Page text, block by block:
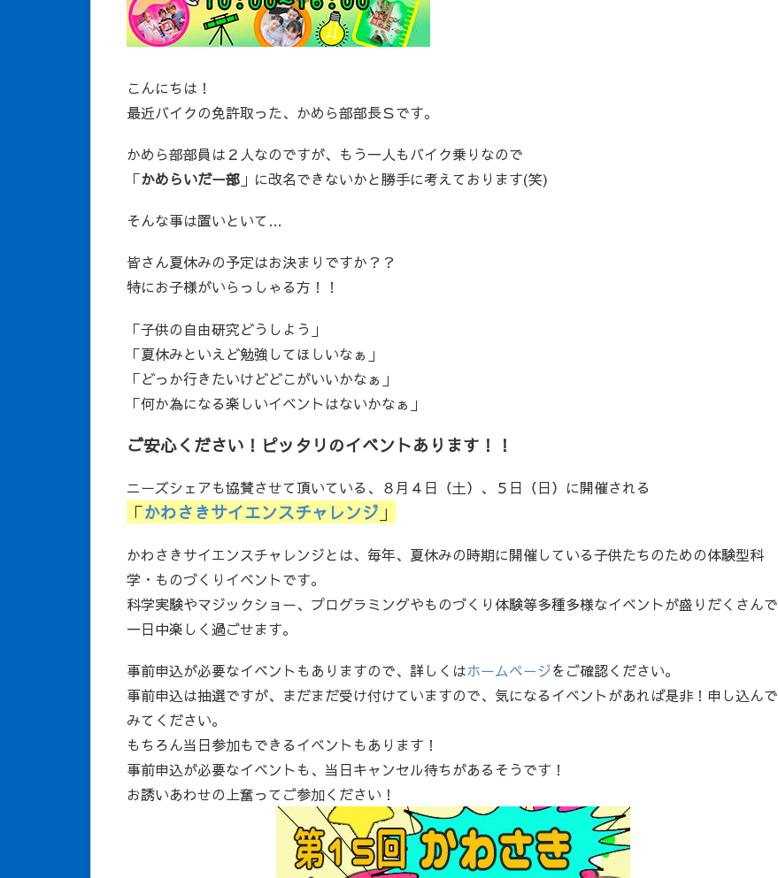
こんにちは！
最近バイクの免許取った、かめら部部長Ｓです。
かめら部部員は２人なのですが、もう一人もバイク乗りなので
「かめらいだー部 」に改名できないかと勝手に考えております(笑)
そんな事は置いといて…
皆さん夏休みの予定はお決まりですか？？
特にお子様がいらっしゃる方！！
「子供の自由研究どうしよう」
「夏休みといえど勉強してほしいなぁ」
「どっか行きたいけどどこがいいかなぁ」
「何か為になる楽しいイベントはないかなぁ」
ご安心ください！ピッタリのイベントあります！！
ニーズシェアも協賛させて頂いている、８月４日（土）、５日（日）に開催される
「かわさきサイエンスチャレンジ 」
かわさきサイエンスチャレンジとは、毎年、夏休みの時期に開催している子供たちのための体験型科
学・ものづくりイベントです。
科学実験やマジックショー、プログラミングやものづくり体験等多種多様なイベントが盛りだくさんで
一日中楽しく過ごせます。
事前申込が必要なイベントもありますので、詳しくはホームページをご確認ください。
事前申込は抽選ですが、まだまだ受け付けていますので、気になるイベントがあれば是非！申し込んで
みてください。
もちろん当日参加もできるイベントもあります！
事前申込が必要なイベントも、当日キャンセル待ちがあるそうです！
お誘いあわせの上奮ってご参加ください！